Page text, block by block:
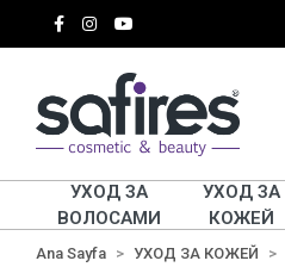
УХОД ЗА
ВОЛОСАМИ
УХОД ЗА
КОЖЕЙ
Ana Sayfa УХОД ЗА КОЖЕЙ